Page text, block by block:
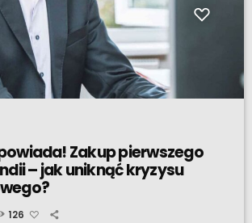
Zakup pierwszego
– jak uniknąć kryzysu
126